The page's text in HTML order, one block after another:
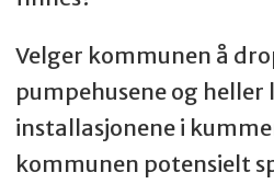
Velger kommunen å
pumpehusene og heller
installasjonene i
kommunen potensielt